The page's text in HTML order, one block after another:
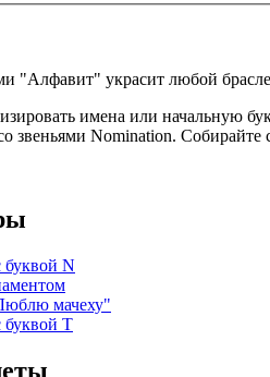
"Алфавит" украсит любой
имена или начальную
звеньями Nomination. Собирайте